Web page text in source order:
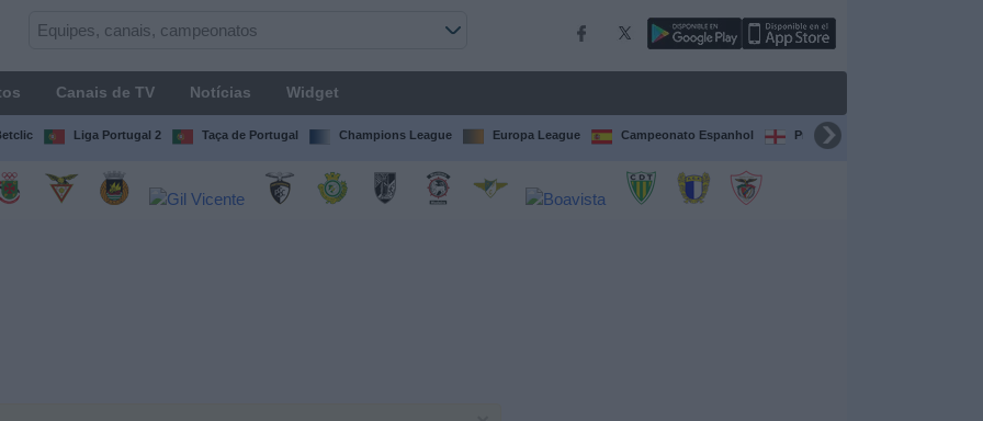
Canais de TV Notícias Widget
Liga Portugal 2 Taça de Portugal Champions League Europa League Campeonato Espanhol Premier League